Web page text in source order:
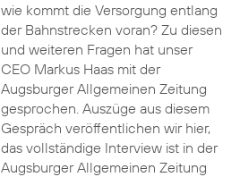
wie kommt die Versorgung entlang
der Bahnstrecken voran? Zu diesen
und weiteren Fragen hat unser
CEO Markus Haas mit der
Augsburger Allgemeinen Zeitung
gesprochen. Auszüge aus diesem
Gespräch veröffentlichen wir hier,
das vollständige Interview ist in der
Augsburger Allgemeinen Zeitung